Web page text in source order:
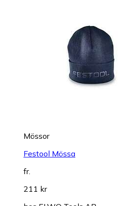
Mössor
Festool Mössa
fr.
211 kr